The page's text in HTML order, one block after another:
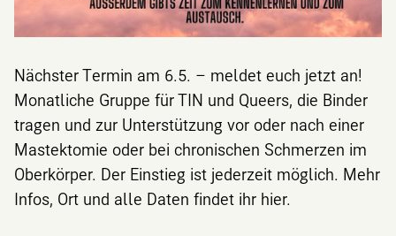
Nächster Termin am 6.5. – meldet euch jetzt an!
Monatliche Gruppe für TIN und Queers, die Binder
tragen und zur Unterstützung vor oder nach einer
Mastektomie oder bei chronischen Schmerzen im
Oberkörper. Der Einstieg ist jederzeit möglich. Mehr
Infos, Ort und alle Daten findet ihr hier.